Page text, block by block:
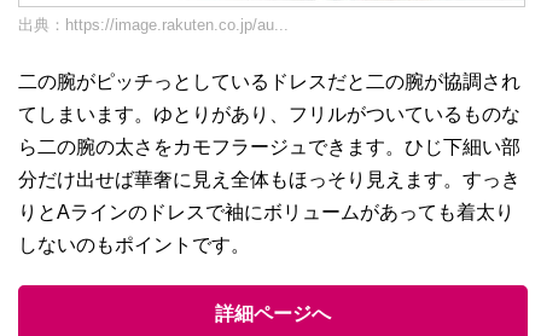
出典： https://image.rakuten.co.jp/au...
二の腕がピッチっとしているドレスだと二の腕が協調され
てしまいます。ゆとりがあり、フリルがついているものな
ら二の腕の太さをカモフラージュできます。ひじ下細い部
分だけ出せば華奢に見え全体もほっそり見えます。すっき
りとAラインのドレスで袖にボリュームがあっても着太り
しないのもポイントです。
詳細ページへ